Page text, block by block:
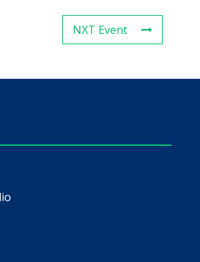
NXT Event